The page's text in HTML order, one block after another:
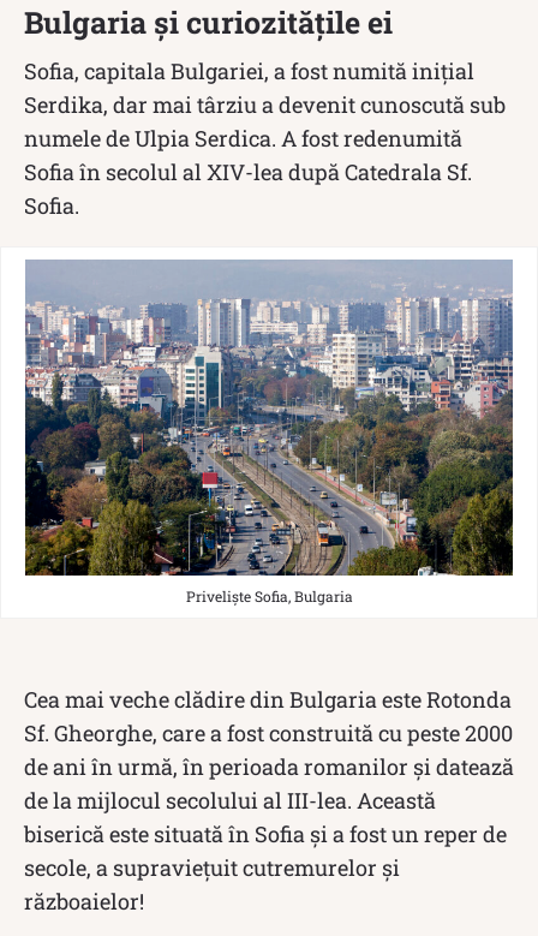
Bulgaria și curiozitățile ei
Sofia, capitala Bulgariei, a fost numită inițial
Serdika, dar mai târziu a devenit cunoscută sub
numele de Ulpia Serdica. A fost redenumită
Sofia în secolul al XIV-lea după Catedrala Sf.
Sofia.
Priveliște Sofia, Bulgaria
Cea mai veche clădire din Bulgaria este Rotonda
Sf. Gheorghe, care a fost construită cu peste 2000
de ani în urmă, în perioada romanilor și datează
de la mijlocul secolului al III-lea. Această
biserică este situată în Sofia și a fost un reper de
secole, a supraviețuit cutremurelor și
războaielor!